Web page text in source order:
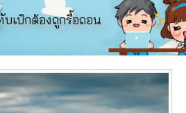
เบิกต้องถูกรื้อถอน